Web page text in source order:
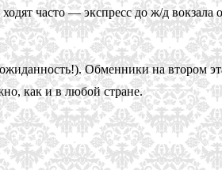
часто — экспресс до ж/д вокзала
Обменники на втором
как и в любой стране.